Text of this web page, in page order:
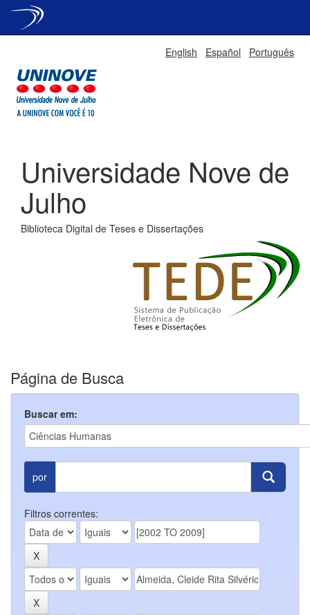
English Español Português
Universidade Nove de
Julho
Biblioteca Digital de Teses e Dissertações
Página de Busca
Buscar em:
por
Filtros correntes: